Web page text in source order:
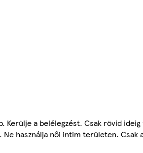
Kerülje a belélegzést. Csak rövid
használja női intim területen. Csak